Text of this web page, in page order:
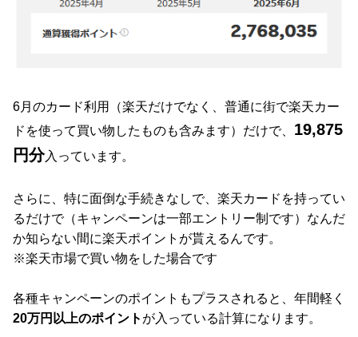
6月のカード利用（楽天だけでなく、普通に街で楽天カー
ドを使って買い物したものも含みます）だけで、 19,875
円分入っています。
さらに、特に面倒な手続きなしで、楽天カードを持ってい
るだけで（キャンペーンは一部エントリー制です）なんだ
か知らない間に楽天ポイントが貰えるんです。
※楽天市場で買い物をした場合です
各種キャンペーンのポイントもプラスされると、年間軽く
20万円以上のポイント が入っている計算になります。